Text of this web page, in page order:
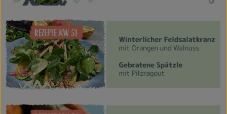
Themenwelten
Obst & Gemüse
Frischetheke
Vorratskammer